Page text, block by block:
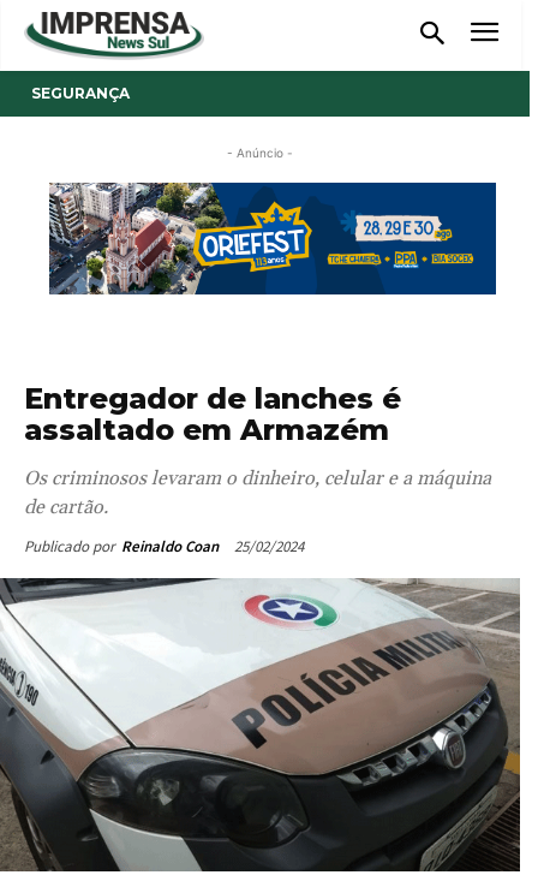
SEGURANÇA
- Anúncio -
Entregador de lanches é
assaltado em Armazém
Os criminosos levaram o dinheiro, celular e a máquina
de cartão.
Publicado por Reinaldo Coan 25/02/2024